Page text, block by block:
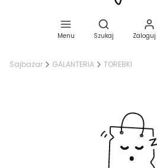
Menu
Otwórz
Szukaj
Sajbazar GALANTERIA TOREBKI